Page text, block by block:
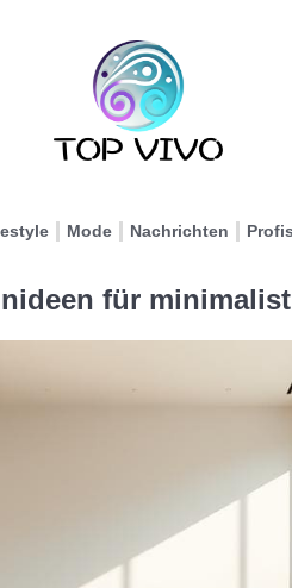
Mode Nachrichten Profis
für